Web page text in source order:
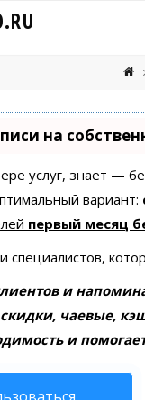
.RU
на
услуг, знает —
вариант:
первый месяц
специалистов,
и
чаевые,
и